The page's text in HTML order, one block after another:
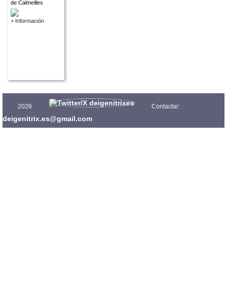
de Calmeilles
+ Información
2026 Contactar:
deigenitrix.es@gmail.com